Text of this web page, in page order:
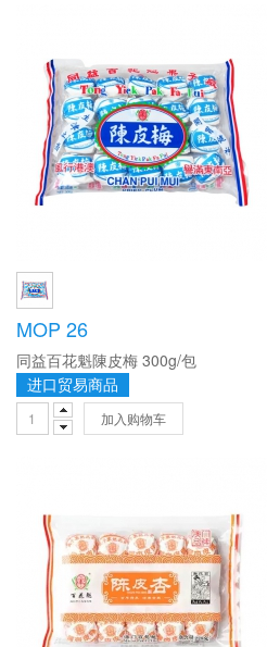
MOP 26
同益百花魁陳皮梅 300g/包
进口贸易商品
加入购物车